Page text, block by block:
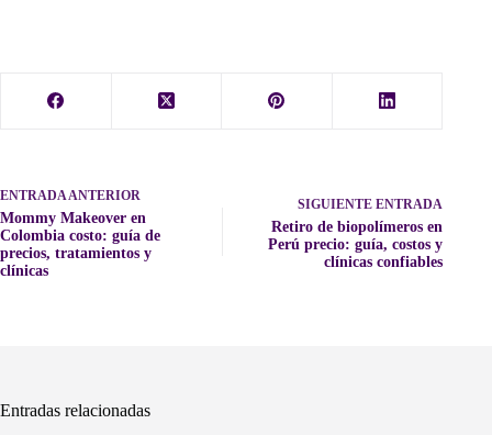
ENTRADA ANTERIOR
Mommy Makeover en
Colombia costo: guía de
precios, tratamientos y
clínicas
SIGUIENTEENTRADA
Retiro de biopolímeros en
Perú precio: guía, costos y
clínicas confiables
Entradas relacionadas